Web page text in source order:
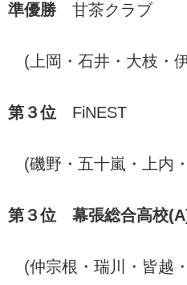
準優勝甘茶クラブ
(上岡・石井・大枝・
第３位 FiNEST
(磯野・五十嵐・上内
第３位 幕張総合高校
(仲宗根・瑞川・皆越